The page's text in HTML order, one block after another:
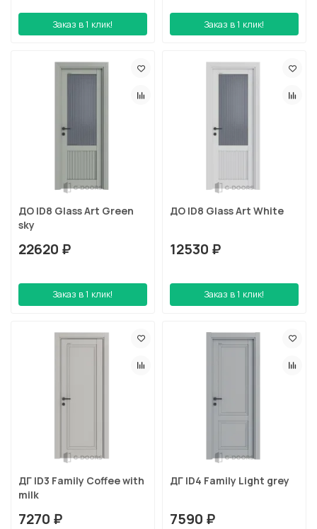
Заказ в 1 клик! Заказ в 1 клик!
ДО ID8 Glass Art Green
sky
22620 ₽
Заказ в 1 клик!
ДО ID8 Glass Art White
12530 ₽
Заказ в 1 клик!
ДГ ID3 Family Coffee with
milk
7270 ₽
ДГ ID4 Family Light grey
7590 ₽